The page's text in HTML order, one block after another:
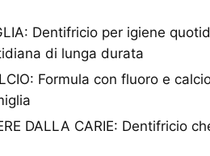
Dentifricio per igiene
di lunga durata
Formula con fluoro e
DALLA CARIE: Dentifricio